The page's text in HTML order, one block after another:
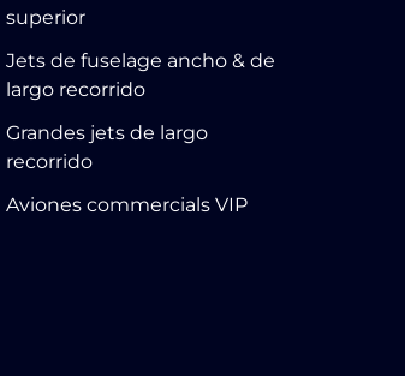
superior
Jets de fuselage ancho & de
largo recorrido
Grandes jets de largo
recorrido
Aviones commercials VIP